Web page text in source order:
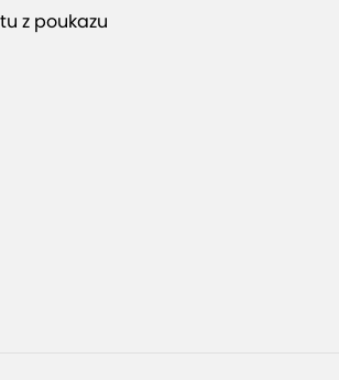
aby ste si vytvorili originálny
fotoeditorom zmeníte biele
kúsok umenia.
z poukazu